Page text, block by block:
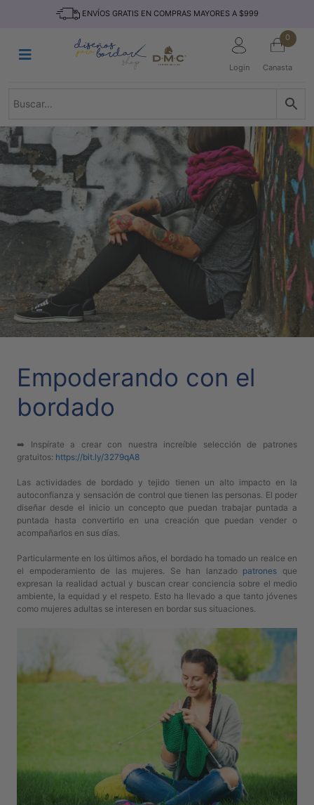
ENVÍOS GRATIS EN COMPRAS MAYORES A $999
Login
0
Canasta
TEJIDO
REVISTAS
TELAS
TEMÁTICO
MARCAS
NOVEDADES
DESCUENTOS
BLOG
CONTACTO
PATRONES
Preguntas
frecuentes
Aviso De
Políticas
Compra
Diseños
Para
Bordar
Empoderando con el
bordado
➡️ Inspírate a crear con nuestra increíble selección de patrones
gratuitos: https://bit.ly/3279qA8
Las actividades de bordado y tejido tienen un alto impacto en la
autoconfianza y sensación de control que tienen las personas. El poder
diseñar desde el inicio un concepto que puedan trabajar puntada a
puntada hasta convertirlo en una creación que puedan vender o
acompañarlos en sus días.
Particularmente en los últimos años, el bordado ha tomado un realce en
el empoderamiento de las mujeres. Se han lanzado patrones que
expresan la realidad actual y buscan crear conciencia sobre el medio
ambiente, la equidad y el respeto. Esto ha llevado a que tanto jóvenes
como mujeres adultas se interesen en bordar sus situaciones.